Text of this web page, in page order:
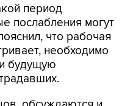
период
послабления могут
что рабочая
необходимо
будущую